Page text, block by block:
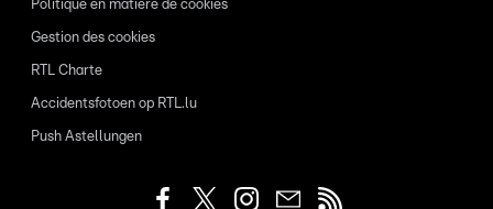
Politique en matière de cookies
Gestion des cookies
RTL Charte
Accidentsfotoen op RTL.lu
Push Astellungen